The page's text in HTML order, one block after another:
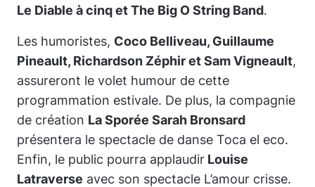
Le Diable à cinq et The Big O String Band.
Les humoristes, Coco Belliveau, Guillaume
Pineault, Richardson Zéphir et Sam Vigneault,
assureront le volet humour de cette
programmation estivale. De plus, la compagnie
de création La Sporée Sarah Bronsard
présentera le spectacle de danse Toca el eco.
Enfin, le public pourra applaudir Louise
Latraverse avec son spectacle L’amour crisse.